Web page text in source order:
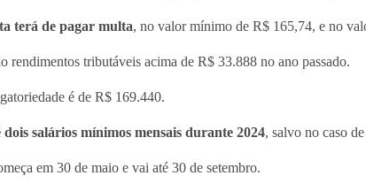
terá de pagar multa, no valor mínimo de R$ 165,74, e no
rendimentos tributáveis acima de R$ 33.888 no ano passado.
é de R$ 169.440.
salários mínimos mensais durante 2024, salvo no caso
em 30 de maio e vai até 30 de setembro.